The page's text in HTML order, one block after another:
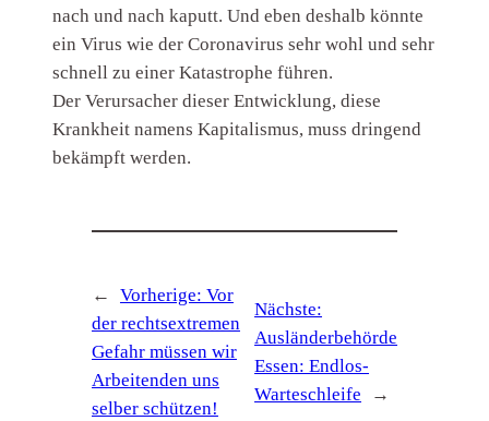
nach und nach kaputt. Und eben deshalb könnte
ein Virus wie der Coronavirus sehr wohl und sehr
schnell zu einer Katastrophe führen.
Der Verursacher dieser Entwicklung, diese
Krankheit namens Kapitalismus, muss dringend
bekämpft werden.
← Vorherige: Vor
der rechtsextremen
Gefahr müssen wir
Arbeitenden uns
selber schützen!
Nächste:
Ausländerbehörde
Essen: Endlos-
Warteschleife
→